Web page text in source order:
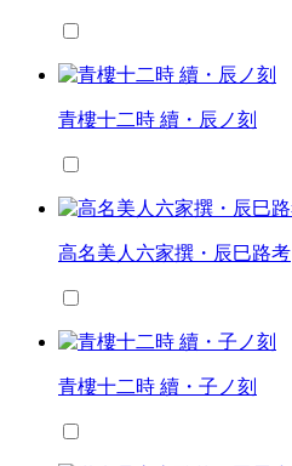
青樓十二時 續・辰ノ刻
高名美人六家撰・辰巳路考
青樓十二時 續・子ノ刻